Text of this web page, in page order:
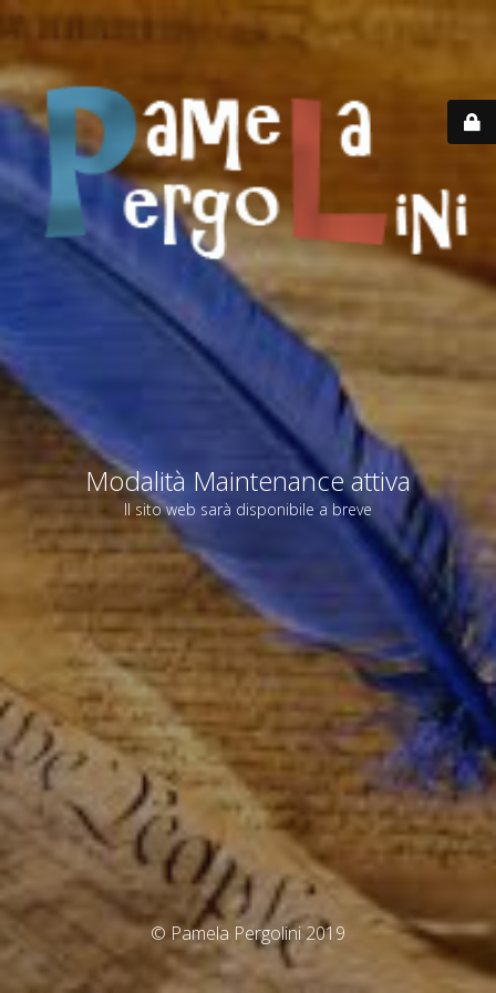
Modalità Maintenance attiva
Il sito web sarà disponibile a breve
© Pamela Pergolini 2019